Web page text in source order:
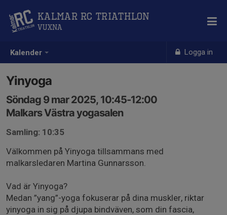
Kalender Logga in
Kalmar RC Triathlon
Vuxna
Yinyoga
Söndag 9 mar 2025, 10:45-12:00
Malkars Västra yogasalen
Samling: 10:35
Välkommen på Yinyoga tillsammans med
malkarsledaren Martina Gunnarsson.
Vad är Yinyoga?
Medan ”yang”-yoga fokuserar på dina muskler, riktar
yinyoga in sig på djupa bindväven, som din fascia,